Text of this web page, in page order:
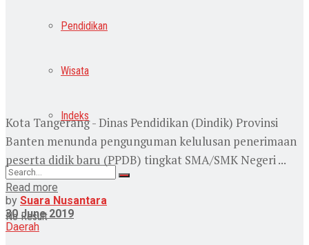
Pendidikan
Wisata
Indeks
No Result
Kota Tangerang - Dinas Pendidikan (Dindik) Provinsi
Banten menunda pengunguman kelulusan penerimaan
peserta didik baru (PPDB) tingkat SMA/SMK Negeri ...
Read more
by Suara Nusantara
30 June 2019
Daerah